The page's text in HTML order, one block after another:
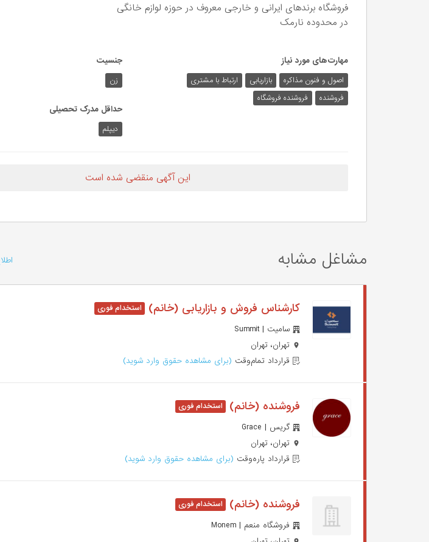
فروشگاه برندهای ایرانی و خارجی معروف در حوزه لوازم خانگی
در محدوده نارمک
مهارت‌های مورد نیاز
اصول و فنون مذاکره بازاریابی
ارتباط با مشتری
فروشنده
فروشنده فروشگاه
جنسیت
زن
حداقل مدرک تحصیلی
دیپلم
این آگهی منقضی شده است
مشاغل مشابه
کارشناس فروش و بازاریابی (خانم)
سامیت | Summit
تهران، تهران
قرارداد تمام‌وقت (برای مشاهده حقوق وارد شوید)
فروشنده (خانم)
گریس | Grace
تهران، تهران
قرارداد پاره‌وقت (برای مشاهده حقوق وارد شوید)
فروشنده (خانم)
فروشگاه منعم | Monem